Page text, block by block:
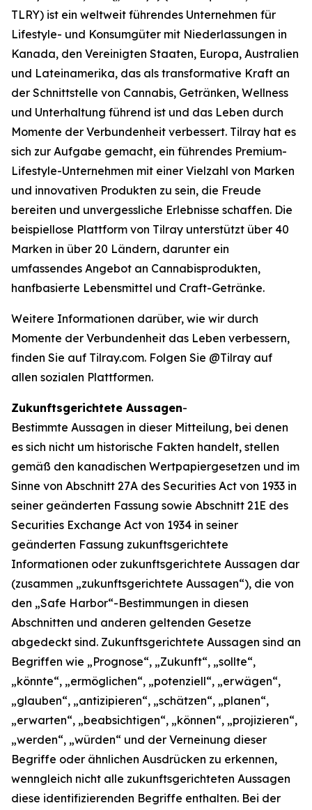
TLRY) ist ein weltweit führendes Unternehmen für
Lifestyle- und Konsumgüter mit Niederlassungen in
Kanada, den Vereinigten Staaten, Europa, Australien
und Lateinamerika, das als transformative Kraft an
der Schnittstelle von Cannabis, Getränken, Wellness
und Unterhaltung führend ist und das Leben durch
Momente der Verbundenheit verbessert. Tilray hat es
sich zur Aufgabe gemacht, ein führendes Premium-
Lifestyle-Unternehmen mit einer Vielzahl von Marken
und innovativen Produkten zu sein, die Freude
bereiten und unvergessliche Erlebnisse schaffen. Die
beispiellose Plattform von Tilray unterstützt über 40
Marken in über 20 Ländern, darunter ein
umfassendes Angebot an Cannabisprodukten,
hanfbasierte Lebensmittel und Craft-Getränke.
Weitere Informationen darüber, wie wir durch
Momente der Verbundenheit das Leben verbessern,
finden Sie auf Tilray.com. Folgen Sie @Tilray auf
allen sozialen Plattformen.
Zukunftsgerichtete Aussagen-
Bestimmte Aussagen in dieser Mitteilung, bei denen
es sich nicht um historische Fakten handelt, stellen
gemäß den kanadischen Wertpapiergesetzen und im
Sinne von Abschnitt 27A des Securities Act von 1933 in
seiner geänderten Fassung sowie Abschnitt 21E des
Securities Exchange Act von 1934 in seiner
geänderten Fassung zukunftsgerichtete
Informationen oder zukunftsgerichtete Aussagen dar
(zusammen „zukunftsgerichtete Aussagen“), die von
den „Safe Harbor“-Bestimmungen in diesen
Abschnitten und anderen geltenden Gesetze
abgedeckt sind. Zukunftsgerichtete Aussagen sind an
Begriffen wie „Prognose“, „Zukunft“, „sollte“,
„könnte“, „ermöglichen“, „potenziell“, „erwägen“,
„glauben“, „antizipieren“, „schätzen“, „planen“,
„erwarten“, „beabsichtigen“, „können“, „projizieren“,
„werden“, „würden“ und der Verneinung dieser
Begriffe oder ähnlichen Ausdrücken zu erkennen,
wenngleich nicht alle zukunftsgerichteten Aussagen
diese identifizierenden Begriffe enthalten. Bei der